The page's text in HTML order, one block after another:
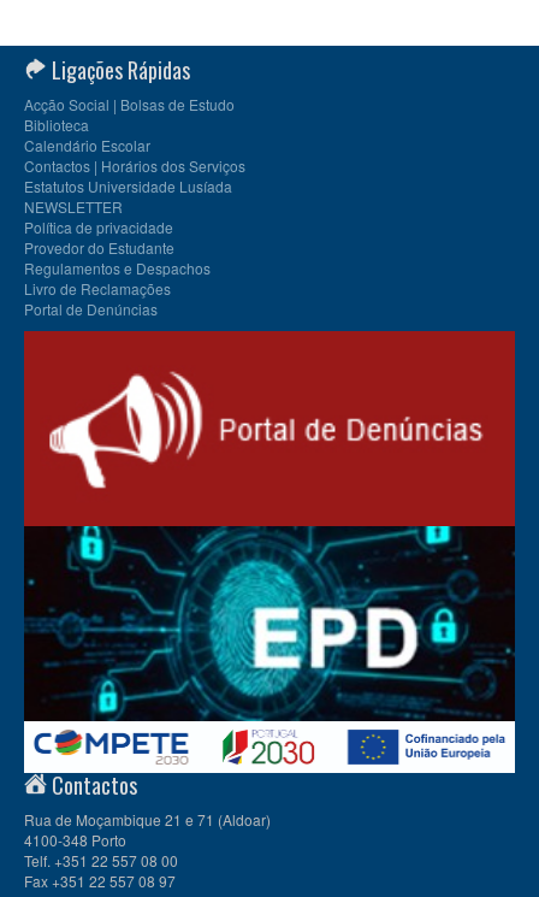
Ligações Rápidas
Acção Social | Bolsas de Estudo
Biblioteca
Calendário Escolar
Contactos | Horários dos Serviços
Estatutos Universidade Lusíada
NEWSLETTER
Política de privacidade
Provedor do Estudante
Regulamentos e Despachos
Livro de Reclamações
Portal de Denúncias
Contactos
Rua de Moçambique 21 e 71 (Aldoar)
4100-348 Porto
Telf. +351 22 557 08 00
Fax +351 22 557 08 97